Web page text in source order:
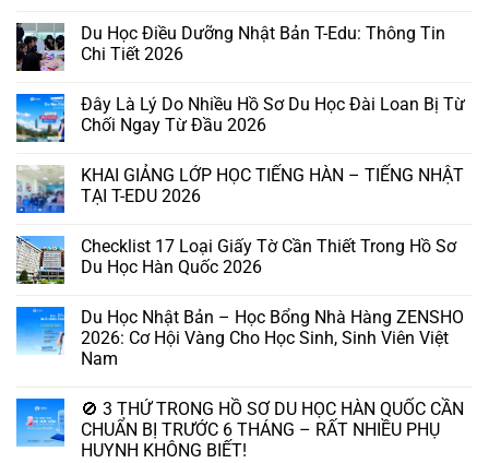
Du Học Điều Dưỡng Nhật Bản T-Edu: Thông Tin
Chi Tiết 2026
Đây Là Lý Do Nhiều Hồ Sơ Du Học Đài Loan Bị Từ
Chối Ngay Từ Đầu 2026
KHAI GIẢNG LỚP HỌC TIẾNG HÀN – TIẾNG NHẬT
TẠI T-EDU 2026
Checklist 17 Loại Giấy Tờ Cần Thiết Trong Hồ Sơ
Du Học Hàn Quốc 2026
Du Học Nhật Bản – Học Bổng Nhà Hàng ZENSHO
2026: Cơ Hội Vàng Cho Học Sinh, Sinh Viên Việt
Nam
🚫 3 THỨ TRONG HỒ SƠ DU HỌC HÀN QUỐC CẦN
CHUẨN BỊ TRƯỚC 6 THÁNG – RẤT NHIỀU PHỤ
HUYNH KHÔNG BIẾT!